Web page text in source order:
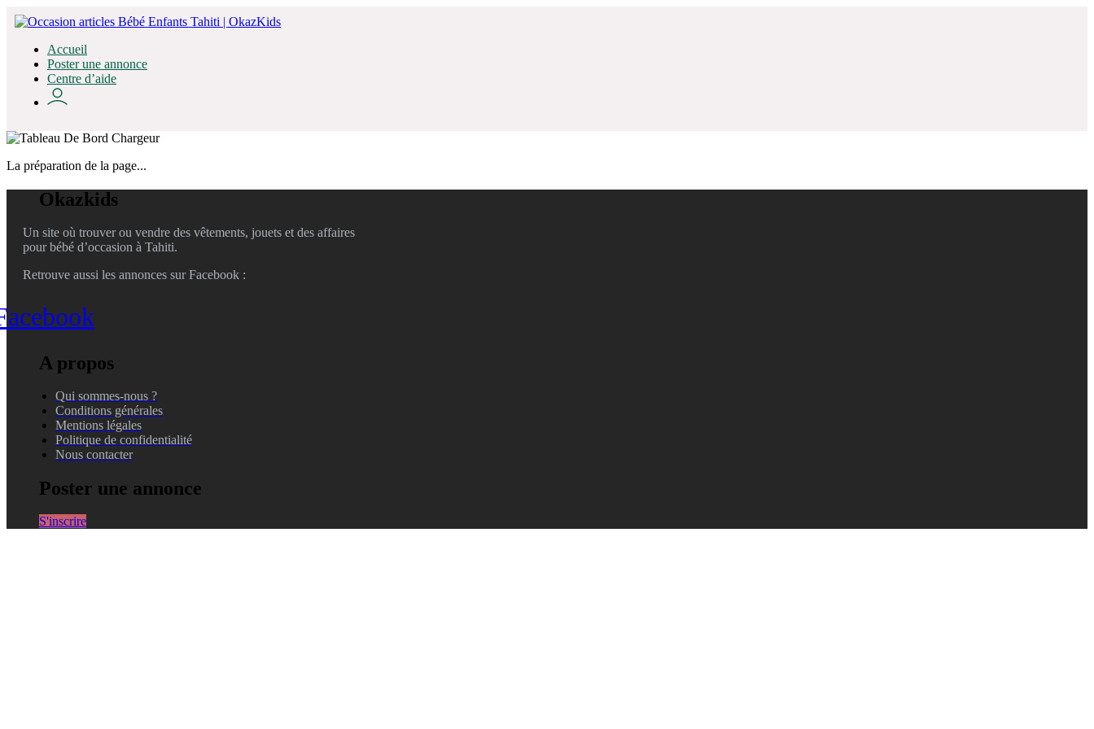
Accueil
Poster une annonce
Centre d’aide
La préparation de la page...
Okazkids
Un site où trouver ou vendre des vêtements, jouets et des affaires
pour bébé d’occasion à Tahiti.
Retrouve aussi les annonces sur Facebook :
A propos
Qui sommes-nous ?
Conditions générales
Mentions légales
Politique de confidentialité
Nous contacter
Poster une annonce
S'inscrire